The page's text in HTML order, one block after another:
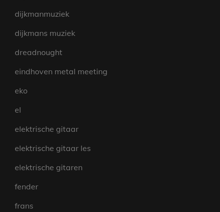
dijkmanmuziek
dijkmans muziek
dreadnought
eindhoven metal meeting
eko
el
elektrische gitaar
elektrische gitaar les
elektrische gitaren
fender
frans